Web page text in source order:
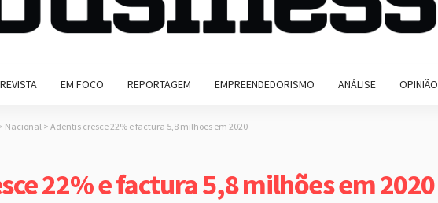
EM FOCO REPORTAGEM EMPREENDEDORISMO ANÁLISE OPINIÃO
Nacional > Adentis cresce 22% e factura 5,8 milhões em 2020
22% e factura 5,8 milhões em 2020